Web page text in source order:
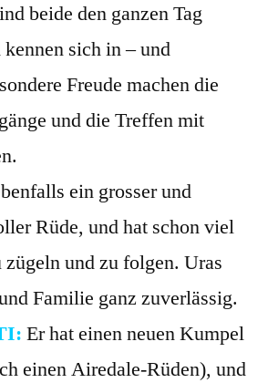
beide den ganzen Tag
sich in – und
Freude machen die
und die Treffen mit
ein grosser und
Rüde, und hat schon viel
und zu folgen. Uras
Familie ganz zuverlässig.
Er hat einen neuen Kumpel
einen Airedale-Rüden), und